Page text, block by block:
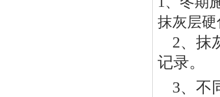
抹灰层
2、抹
记录。
3、不